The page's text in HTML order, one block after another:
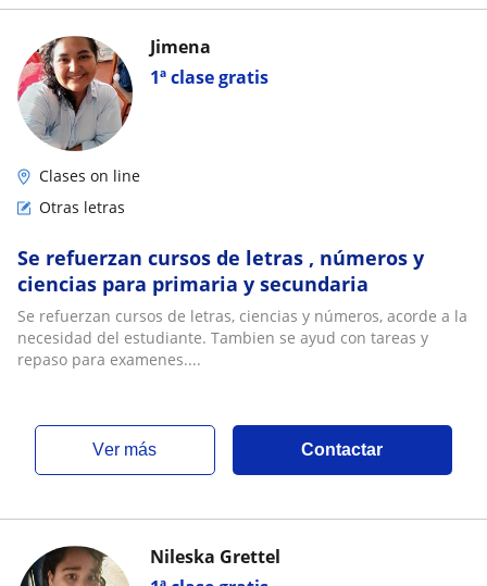
1ª clase gratis
Jimena
Clases on line
Otras letras
Se refuerzan cursos de letras , números y
ciencias para primaria y secundaria
Se refuerzan cursos de letras, ciencias y números, acorde a la
necesidad del estudiante. Tambien se ayud con tareas y
repaso para examenes....
ver más Contactar
Nileska Grettel